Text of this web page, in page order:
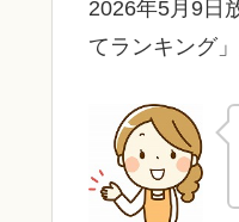
2026年5月9日
てランキング